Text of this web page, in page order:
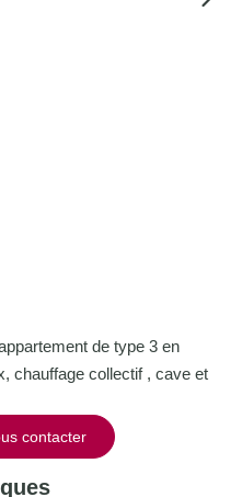
de type 3 en
chauffage collectif , cave et
contacter